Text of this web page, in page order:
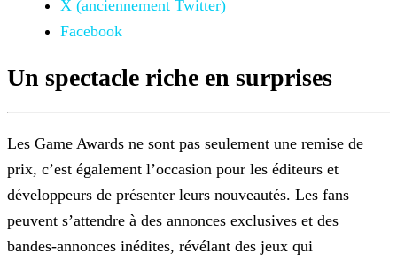
X (anciennement Twitter)
Facebook
Un spectacle riche en surprises
Les Game Awards ne sont pas seulement une remise de
prix, c’est également l’occasion pour les éditeurs et
développeurs de présenter leurs nouveautés. Les fans
peuvent s’attendre à des annonces exclusives et des
bandes-annonces inédites, révélant des jeux qui